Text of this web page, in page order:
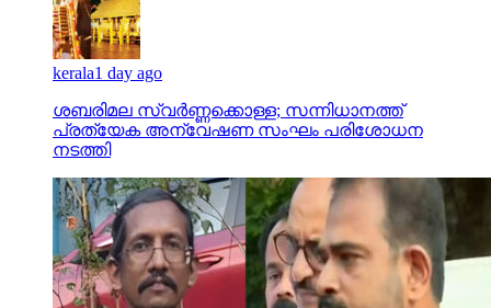
kerala1 day ago
ശബരിമല സ്വര്‍ണ്ണക്കൊള്ള; സന്നിധാനത്ത്
പ്രത്യേക അന്വേഷണ സംഘം പരിശോധന
നടത്തി